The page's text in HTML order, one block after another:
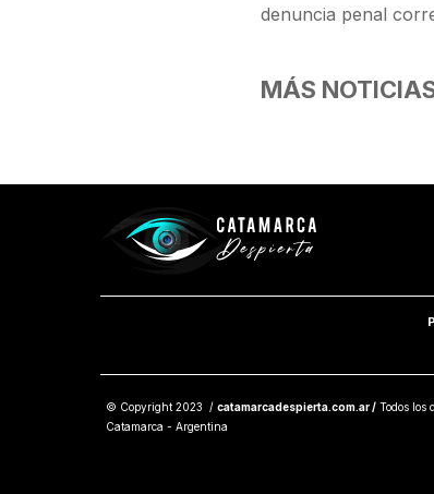
denuncia penal
MÁS
© Copyright 2023 / catamarcadespierta.com.ar / Todos los
Catamarca - Argentina